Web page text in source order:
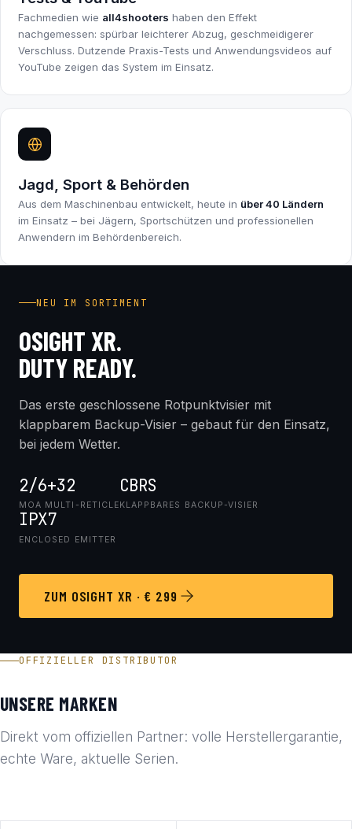
Fachmedien wie all4shooters haben den Effekt
nachgemessen: spürbar leichterer Abzug, geschmeidigerer
Verschluss. Dutzende Praxis-Tests und Anwendungsvideos auf
YouTube zeigen das System im Einsatz.
Jagd, Sport & Behörden
Aus dem Maschinenbau entwickelt, heute in über 40 Ländern
im Einsatz – bei Jägern, Sportschützen und professionellen
Anwendern im Behördenbereich.
NEU IM SORTIMENT
OSIGHT XR.
DUTY READY.
Das erste geschlossene Rotpunktvisier mit
klappbarem Backup-Visier – gebaut für den Einsatz,
bei jedem Wetter.
2/6+32
MOA MULTI-RETICLE
CBRS
KLAPPBARES BACKUP-VISIER
IPX7
ENCLOSED EMITTER
ZUM OSIGHT XR · € 299
OFFIZIELLER DISTRIBUTOR
UNSERE MARKEN
Direkt vom offiziellen Partner: volle Herstellergarantie,
echte Ware, aktuelle Serien.